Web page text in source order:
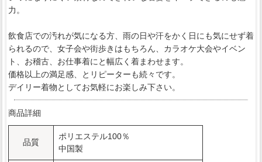
力。
飲食店での汚れが気になる方、雨の日や汗をかく日にも気にせず着
られるので、女子会や街歩きはもちろん、カラオケ大会やイベン
ト、お稽古、お仕事着にと幅広く着まわせます。
価格以上の満足感、とリピーターも続々です。
デイリー着物としてお気軽にお楽しみ下さい。
商品詳細
品質
ポリエステル100％
中国製